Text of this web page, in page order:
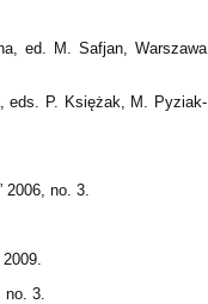
ed. M. Safjan, Warszawa
eds. P. Księżak, M. Pyziak-
2006, no. 3.
3.